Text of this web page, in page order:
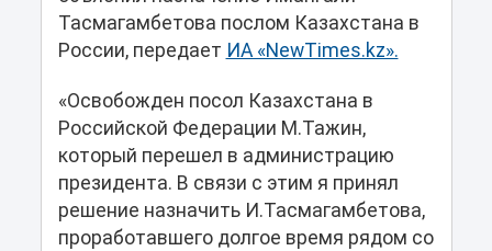
Тасмагамбетова послом Казахстана в
России, передает ИА «NewTimes.kz».
«Освобожден посол Казахстана в
Российской Федерации М.Тажин,
который перешел в администрацию
президента. В связи с этим я принял
решение назначить И.Тасмагамбетова,
проработавшего долгое время рядом со